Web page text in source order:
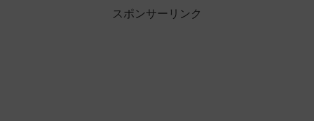
スポンサーリンク